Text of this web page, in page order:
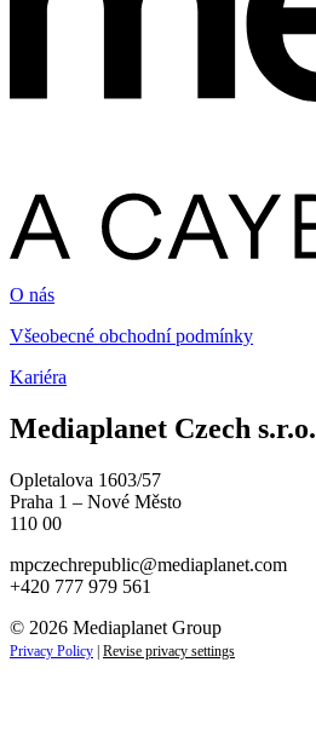
O nás
Všeobecné obchodní podmínky
Kariéra
Mediaplanet Czech s.r.o.
Opletalova 1603/57
Praha 1 – Nové Město
110 00
mpczechrepublic@mediaplanet.com
+420 777 979 561
© 2026 Mediaplanet Group
Privacy Policy Revise privacy settings